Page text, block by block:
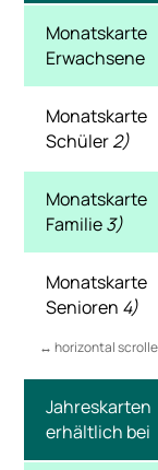
Monatskarte
Erwachsene
Monatskarte
Schüler2)
Monatskarte
Familie3)
Monatskarte
Senioren 4)
Jahreskarten
erhältlich bei